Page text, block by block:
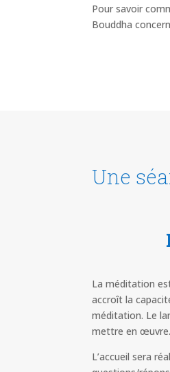
Pour savoir
Bouddha
Une
La méditation
accroît la
méditation. Le
mettre en œuvre.
L’accueil sera